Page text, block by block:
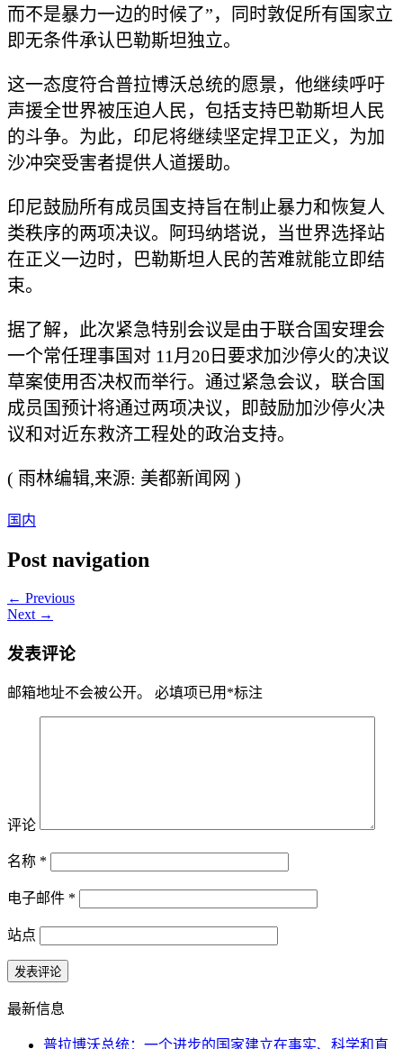
而不是暴力一边的时候了”，同时敦促所有国家立
即无条件承认巴勒斯坦独立。
这一态度符合普拉博沃总统的愿景，他继续呼吁
声援全世界被压迫人民，包括支持巴勒斯坦人民
的斗争。为此，印尼将继续坚定捍卫正义，为加
沙冲突受害者提供人道援助。
印尼鼓励所有成员国支持旨在制止暴力和恢复人
类秩序的两项决议。阿玛纳塔说，当世界选择站
在正义一边时，巴勒斯坦人民的苦难就能立即结
束。
据了解，此次紧急特别会议是由于联合国安理会
一个常任理事国对 11月20日要求加沙停火的决议
草案使用否决权而举行。通过紧急会议，联合国
成员国预计将通过两项决议，即鼓励加沙停火决
议和对近东救济工程处的政治支持。
( 雨林编辑,来源: 美都新闻网 )
国内
Post navigation
← Previous
Next →
发表评论
邮箱地址不会被公开。 必填项已用 *标注
评论
名称 *
电子邮件 *
站点
最新信息
普拉博沃总统：一个进步的国家建立在事实、科学和直